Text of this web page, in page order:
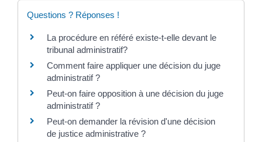
Questions ? Réponses !
La procédure en référé existe-t-elle devant le
tribunal administratif?
Comment faire appliquer une décision du juge
administratif ?
Peut-on faire opposition à une décision du juge
administratif ?
Peut-on demander la révision d'une décision
de justice administrative ?